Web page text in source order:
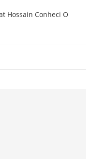
Hossain Conheci O